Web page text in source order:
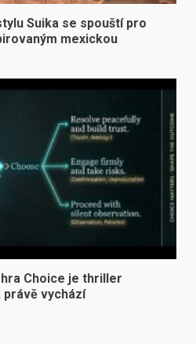
Suika se spouští pro
mexickou
hra Choice je thriller
vychází